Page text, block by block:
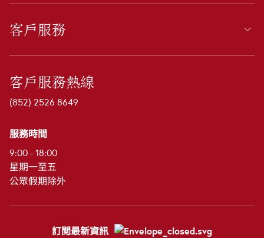
客戶服務
客戶服務熱線
(852) 2526 8649
服務時間
9:00 - 18:00
星期一至五
公眾假期除外
訂閲最新資訊